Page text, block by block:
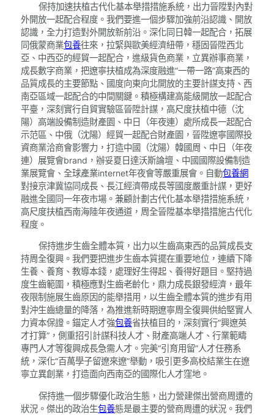
保持加速扶植古代化基本舉措措施系統，出力晉陞對內對
外開放一起配合程度。我們要進一個步驟加強前沿認識、開放
認識，全力打造對外開放新前沿。深化同日韓一起配合，拓展
同俄蒙商業包養往來，拉緊與歐美經濟紐帶，穩固晉陞西北
亞、中西亞的經貿一起配合，進級貨色商業，立異辦事商業，
成長數字商業，把遼寧扶植成為深度融進“一帶一路”高東西的
品質成長的主要節點、國度向東向北開放的主要計謀支持、西
南亞區域一起配合的中間關鍵。積極構建高能級開放一起配合
平臺，深刻實行自貿實驗區晉陞計謀，高尺度扶植中德（沈
陽）高端設備制造財產園、中日（年夜連）處所成長一起配合
示范區、中俄（沈陽）經貿一起配合財產園，晉陞遼寧國際投
資商業洽商會影響力，打造中國（沈陽）韓國周、中日（年夜
連）展覽會brand，辦妥夏日達沃斯論壇、中國國際設備制造
業展覽會、全球產業internet年夜會等嚴重展會。自動包養網
對接京津冀協同成長、長江經濟帶成長等國度嚴重計謀，更好
融進全國同一年夜市場。兼顧計劃古代化基本舉措措施系統，
高尺度扶植西南海陸年夜通道，周全晉陞基本舉措措施古代化
程度。
保持進步生齒全體本質，出力以生齒高東西的品質成長支
持周全復興。我們要把進步生齒本質擺在重要地位，連續下降
生養、養育、教導本錢，處理好生得起、養得好題目。堅持過
度生齒範圍，積極應對生齒老齡化，鼎力成長銀發經濟，最年
夜限制施展生齒原因的能舉措用，以生齒全體本質的進步有用
對沖生齒總量的降落，為推進新時期遼寧周全復興供給堅實人
力資本保證。錨定人才強包養省扶植目的，深刻實行“興遼英
才打算”，側重招引計謀科技人才、財產高端人才、行業範疇
專門人才等復興成長急需人才。完美“引育用留”人才任務系
統，深化“百萬學子留遼來遼”舉動，吸引更多高校結業生在遼
寧立異創業，打造面向西南亞的國際化人才窪地。
保持進一個步驟優化政治生態，出力營建傑出營商周遭的
狀況。傑出的政治生包養態是最主要的營商周遭的狀況。我們